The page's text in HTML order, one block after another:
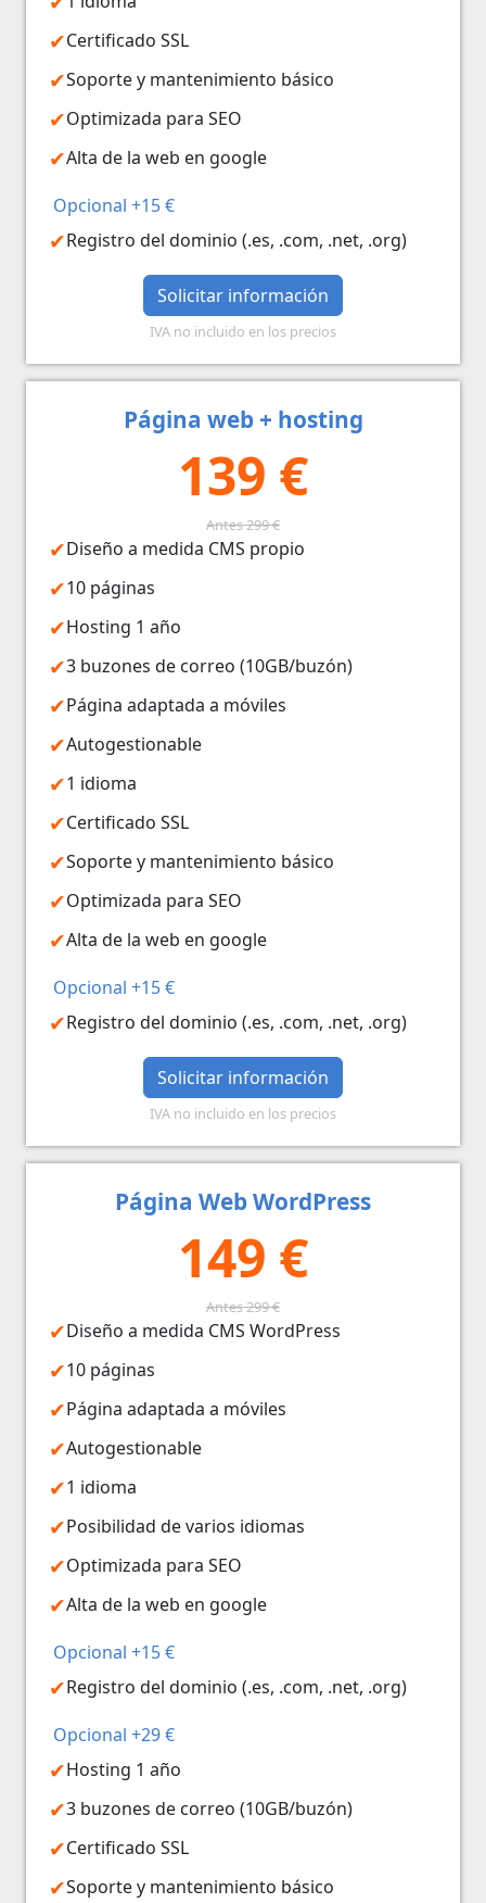
Certificado SSL
Soporte y mantenimiento básico
Optimizada para SEO
Alta de la web en google
Opcional +15 €
Registro del dominio (.es, .com, .net, .org)
Solicitar información
IVA no incluido en los precios
Página web + hosting
139 €
Antes 299 €
Diseño a medida CMS propio
10 páginas
Hosting 1 año
3 buzones de correo (10GB/buzón)
Página adaptada a móviles
Autogestionable
1 idioma
Certificado SSL
Soporte y mantenimiento básico
Optimizada para SEO
Alta de la web en google
Opcional +15 €
Registro del dominio (.es, .com, .net, .org)
Solicitar información
IVA no incluido en los precios
Página Web WordPress
149 €
Antes 299 €
Diseño a medida CMS WordPress
10 páginas
Página adaptada a móviles
Autogestionable
1 idioma
Posibilidad de varios idiomas
Optimizada para SEO
Alta de la web en google
Opcional +15 €
Registro del dominio (.es, .com, .net, .org)
Opcional +29 €
Hosting 1 año
3 buzones de correo (10GB/buzón)
Certificado SSL
Soporte y mantenimiento básico